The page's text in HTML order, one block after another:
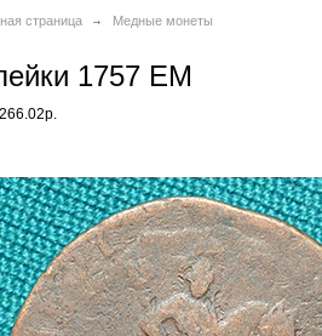
страница Медные монеты
1757 ЕМ